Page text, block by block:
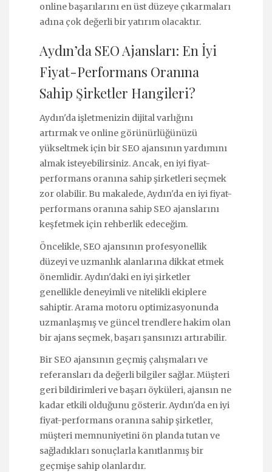
online başarılarını en üst düzeye çıkarmaları
adına çok değerli bir yatırım olacaktır.
Aydın’da SEO Ajansları: En İyi
Fiyat-Performans Oranına
Sahip Şirketler Hangileri?
Aydın'da işletmenizin dijital varlığını
artırmak ve online görünürlüğünüzü
yükseltmek için bir SEO ajansının yardımını
almak isteyebilirsiniz. Ancak, en iyi fiyat-
performans oranına sahip şirketleri seçmek
zor olabilir. Bu makalede, Aydın'da en iyi fiyat-
performans oranına sahip SEO ajanslarını
keşfetmek için rehberlik edeceğim.
Öncelikle, SEO ajansının profesyonellik
düzeyi ve uzmanlık alanlarına dikkat etmek
önemlidir. Aydın'daki en iyi şirketler
genellikle deneyimli ve nitelikli ekiplere
sahiptir. Arama motoru optimizasyonunda
uzmanlaşmış ve güncel trendlere hakim olan
bir ajans seçmek, başarı şansınızı artırabilir.
Bir SEO ajansının geçmiş çalışmaları ve
referansları da değerli bilgiler sağlar. Müşteri
geri bildirimleri ve başarı öyküleri, ajansın ne
kadar etkili olduğunu gösterir. Aydın'da en iyi
fiyat-performans oranına sahip şirketler,
müşteri memnuniyetini ön planda tutan ve
sağladıkları sonuçlarla kanıtlanmış bir
geçmişe sahip olanlardır.